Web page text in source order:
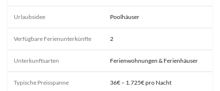
Urlaubsidee Poolhäuser
Verfügbare Ferienunterkünfte 2
Unterkunftsarten Ferienwohnungen & Ferienhäuser
Typische Preisspanne 36€ – 1.725€ pro Nacht